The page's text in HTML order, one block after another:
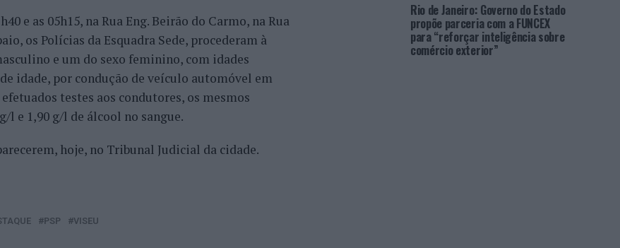
e as 05h15, na Rua Eng. Beirão do Carmo, na Rua
os Polícias da Esquadra Sede, procederam à
e um do sexo feminino, com idades
idade, por condução de veículo automóvel em
testes aos condutores, os mesmos
l e 1,90 g/l de álcool no sangue.
hoje, no Tribunal Judicial da cidade.
PSP VISEU
Rio de Janeiro: Governo do Estado
propõe parceria com a FUNCEX
para “reforçar inteligência sobre
comércio exterior”